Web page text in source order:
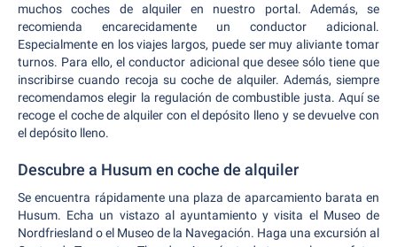
muchos coches de alquiler en nuestro portal. Además, se
recomienda encarecidamente un conductor adicional.
Especialmente en los viajes largos, puede ser muy aliviante tomar
turnos. Para ello, el conductor adicional que desee sólo tiene que
inscribirse cuando recoja su coche de alquiler. Además, siempre
recomendamos elegir la regulación de combustible justa. Aquí se
recoge el coche de alquiler con el depósito lleno y se devuelve con
el depósito lleno.
Descubre a Husum en coche de alquiler
Se encuentra rápidamente una plaza de aparcamiento barata en
Husum. Echa un vistazo al ayuntamiento y visita el Museo de
Nordfriesland o el Museo de la Navegación. Haga una excursión al